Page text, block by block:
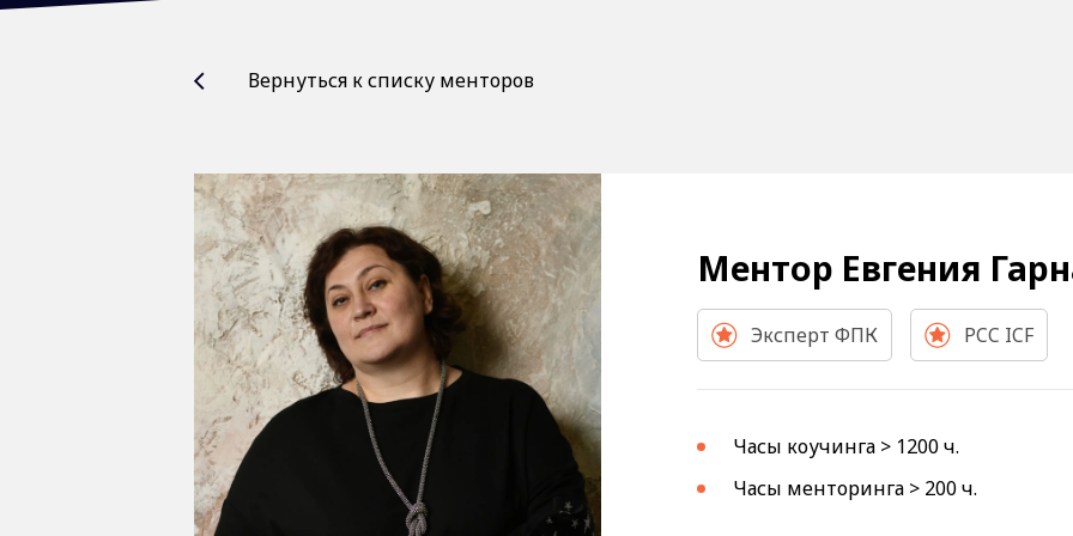
Вернуться к списку менторов
Ментор Евгения
Эксперт ФПК PCC ICF
Часы коучинга > 1200 ч.
Часы менторинга > 200 ч.